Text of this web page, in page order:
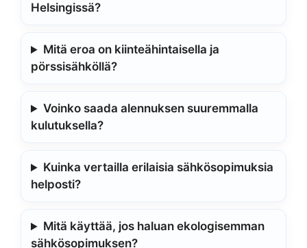
Helsingissä?
Mitä eroa on kiinteähintaisella ja
pörssisähköllä?
Voinko saada alennuksen suuremmalla
kulutuksella?
Kuinka vertailla erilaisia sähkösopimuksia
helposti?
Mitä käyttää, jos haluan ekologisemman
sähkösopimuksen?